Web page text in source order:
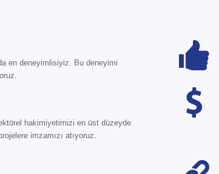
en deneyimlisiyiz. Bu deneyimi
hakimiyetimizi en üst düzeyde
imzamızı atıyoruz.